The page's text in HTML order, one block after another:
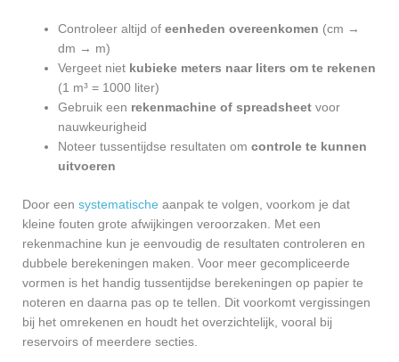
Controleer altijd of eenheden overeenkomen (cm →
dm → m)
Vergeet niet kubieke meters naar liters om te rekenen
(1 m³ = 1000 liter)
Gebruik een rekenmachine of spreadsheet voor
nauwkeurigheid
Noteer tussentijdse resultaten om controle te kunnen
uitvoeren
Door een systematische aanpak te volgen, voorkom je dat
kleine fouten grote afwijkingen veroorzaken. Met een
rekenmachine kun je eenvoudig de resultaten controleren en
dubbele berekeningen maken. Voor meer gecompliceerde
vormen is het handig tussentijdse berekeningen op papier te
noteren en daarna pas op te tellen. Dit voorkomt vergissingen
bij het omrekenen en houdt het overzichtelijk, vooral bij
reservoirs of meerdere secties.